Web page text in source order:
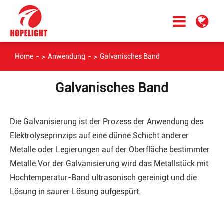
Home Anwendung Galvanisches Band
Galvanisches Band
Die Galvanisierung ist der Prozess der Anwendung des
Elektrolyseprinzips auf eine dünne Schicht anderer
Metalle oder Legierungen auf der Oberfläche bestimmter
Metalle.Vor der Galvanisierung wird das Metallstück mit
Hochtemperatur-Band ultrasonisch gereinigt und die
Lösung in saurer Lösung aufgespürt.